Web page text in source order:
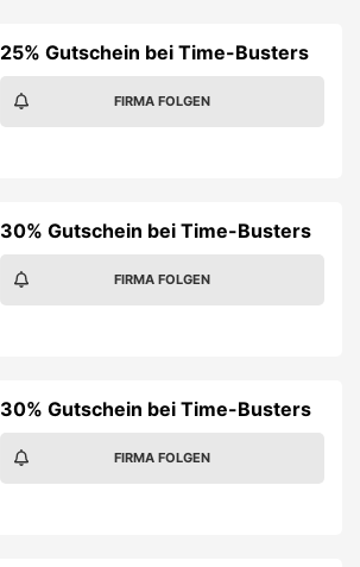
25% Gutschein bei Time-Busters
FIRMA FOLGEN
30% Gutschein bei Time-Busters
FIRMA FOLGEN
30% Gutschein bei Time-Busters
FIRMA FOLGEN